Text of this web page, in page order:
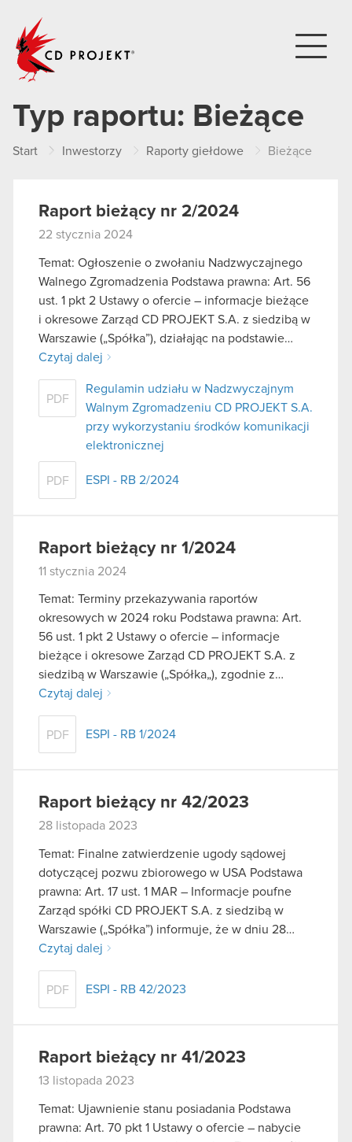
Typ raportu: Bieżące
Start Inwestorzy Raporty giełdowe Bieżące
Raport bieżący nr 2/2024
22 stycznia 2024
Temat: Ogłoszenie o zwołaniu Nadzwyczajnego
Walnego Zgromadzenia Podstawa prawna: Art. 56
ust. 1 pkt 2 Ustawy o ofercie – informacje bieżące
i okresowe Zarząd CD PROJEKT S.A. z siedzibą w
Warszawie („Spółka”), działając na podstawie…
Czytaj dalej
PDF
Regulamin udziału w Nadzwyczajnym
Walnym Zgromadzeniu CD PROJEKT S.A.
przy wykorzystaniu środków komunikacji
elektronicznej
PDF ESPI - RB 2/2024
Raport bieżący nr 1/2024
11 stycznia 2024
Temat: Terminy przekazywania raportów
okresowych w 2024 roku Podstawa prawna: Art.
56 ust. 1 pkt 2 Ustawy o ofercie – informacje
bieżące i okresowe Zarząd CD PROJEKT S.A. z
siedzibą w Warszawie („Spółka„), zgodnie z…
Czytaj dalej
PDF ESPI - RB 1/2024
Raport bieżący nr 42/2023
28 listopada 2023
Temat: Finalne zatwierdzenie ugody sądowej
dotyczącej pozwu zbiorowego w USA Podstawa
prawna: Art. 17 ust. 1 MAR – Informacje poufne
Zarząd spółki CD PROJEKT S.A. z siedzibą w
Warszawie („Spółka”) informuje, że w dniu 28…
Czytaj dalej
PDF ESPI - RB 42/2023
Raport bieżący nr 41/2023
13 listopada 2023
Temat: Ujawnienie stanu posiadania Podstawa
prawna: Art. 70 pkt 1 Ustawy o ofercie – nabycie